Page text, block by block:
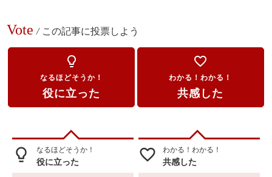
Vote / この記事に投票しよう
lightbulb_outline
なるほどそうか！
役に立った
favorite_border
わかる！わかる！
共感した
lightbulb_outline なるほどそうか！
役に立った favorite_border わかる！わかる！
共感した